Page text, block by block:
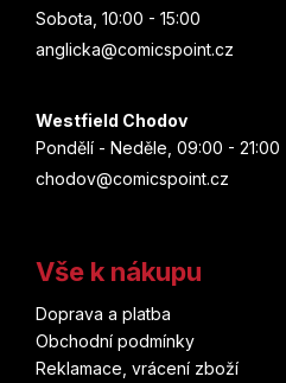
Sobota, 10:00 - 15:00
anglicka@comicspoint.cz
Westfield Chodov
Pondělí - Neděle, 09:00 - 21:00
chodov@comicspoint.cz
Vše k nákupu
Doprava a platba
Obchodní podmínky
Reklamace, vrácení zboží